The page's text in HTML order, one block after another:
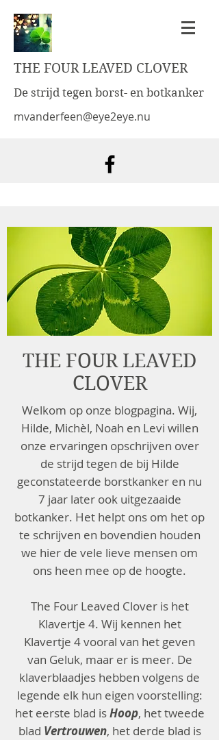
THE FOUR LEAVED CLOVER
De strijd tegen borst- en botkanker
mvanderfeen@eye2eye.nu
THE FOUR LEAVED
CLOVER
Welkom op onze blogpagina. Wij,
Hilde, Michèl, Noah en Levi willen
onze ervaringen opschrijven over
de strijd tegen de bij Hilde
geconstateerde borstkanker en nu
7 jaar later ook uitgezaaide
botkanker. Het helpt ons om het op
te schrijven en bovendien houden
we hier de vele lieve mensen om
ons heen mee op de hoogte.
The Four Leaved Clover is het
Klavertje 4. Wij kennen het
Klavertje 4 vooral van het geven
van Geluk, maar er is meer. De
klaverblaadjes hebben volgens de
legende elk hun eigen voorstelling:
het eerste blad isHoop, het tweede
blad Vertrouwen, het derde blad is